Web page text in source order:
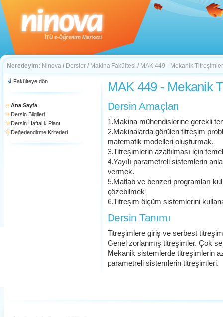
Neredeyim: Ninova / Dersler / Makina Fakültesi / MAK 449 - Mekanik Titreşimler
Fakülteye dön
Ana Sayfa
Dersin Bilgileri
Dersin Haftalık Planı
Değerlendirme Kriterleri
MAK 449 - Mekanik
Dersin Amaçları
1.Makina mühendislerine gerekli
2.Makinalarda görülen titreşim
matematik modelleri oluşturmak.
3.Titreşimlerin azaltılması için
4.Yayılı parametreli sistemlerin
vermek.
5.Matlab ve benzeri programları
çözebilmek
6.Titreşim ölçüm sistemlerini
Dersin Tanımı
Titreşimlere giriş ve serbest
Genel zorlanmış titreşimler. Çok
Mekanik sistemlerde titreşimlerin
parametreli sistemlerin titreşimleri.